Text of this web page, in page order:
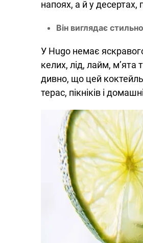
напоях, а й у десертах,
Він виглядає
У Hugo немає
келих, лід, лайм, м’ята
дивно, що цей коктейль
терас, пікніків і